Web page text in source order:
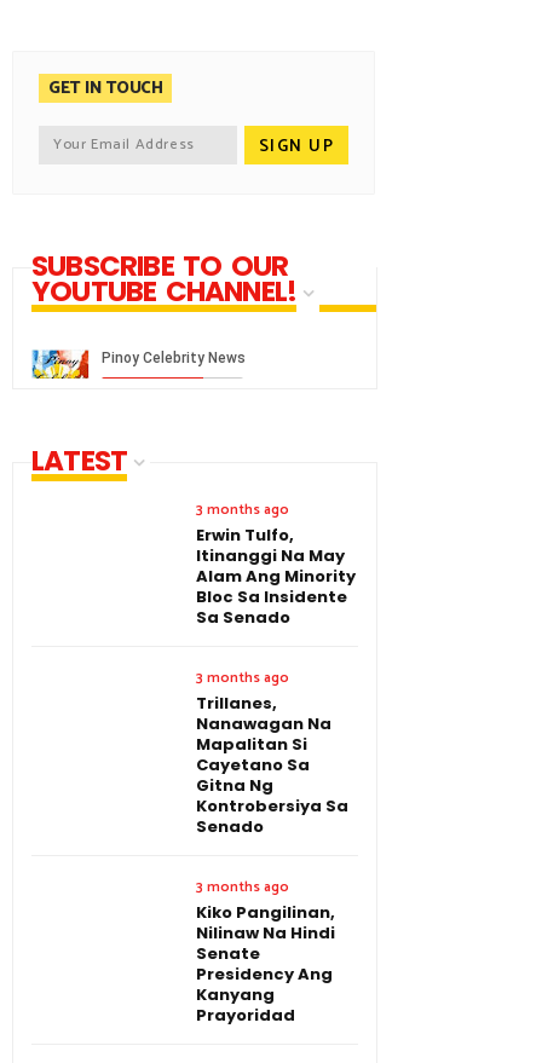
GET IN TOUCH
SUBSCRIBE TO OUR
YOUTUBE CHANNEL!
LATEST
3 months ago
Erwin Tulfo,
Itinanggi Na May
Alam Ang Minority
Bloc Sa Insidente
Sa Senado
3 months ago
Trillanes,
Nanawagan Na
Mapalitan Si
Cayetano Sa
Gitna Ng
Kontrobersiya Sa
Senado
3 months ago
Kiko Pangilinan,
Nilinaw Na Hindi
Senate
Presidency Ang
Kanyang
Prayoridad